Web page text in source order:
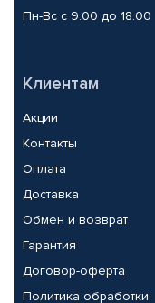
Пн-Вс с 9.00 до 18.00
Клиентам
Акции
Контакты
Оплата
Доставка
Обмен и возврат
Гарантия
Договор-оферта
Политика обработки